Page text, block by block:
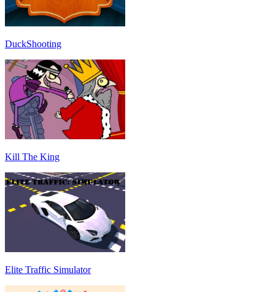
DuckShooting
Kill The King
Elite Traffic Simulator